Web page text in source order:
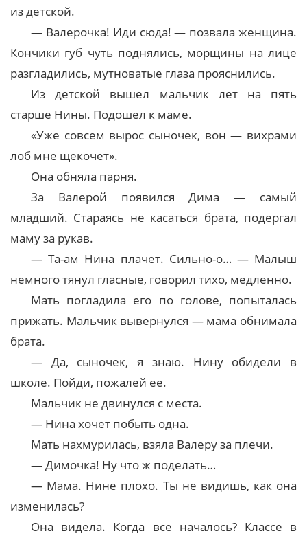
из детской.
— Валерочка! Иди сюда! — позвала женщина.
Кончики губ чуть поднялись, морщины на лице
разгладились, мутноватые глаза прояснились.
Из детской вышел мальчик лет на пять
старше Нины. Подошел к маме.
«Уже совсем вырос сыночек, вон — вихрами
лоб мне щекочет».
Она обняла парня.
За Валерой появился Дима — самый
младший. Стараясь не касаться брата, подергал
маму за рукав.
— Та-ам Нина плачет. Сильно-о… — Малыш
немного тянул гласные, говорил тихо, медленно.
Мать погладила его по голове, попыталась
прижать. Мальчик вывернулся — мама обнимала
брата.
— Да, сыночек, я знаю. Нину обидели в
школе. Пойди, пожалей ее.
Мальчик не двинулся с места.
— Нина хочет побыть одна.
Мать нахмурилась, взяла Валеру за плечи.
— Димочка! Ну что ж поделать…
— Мама. Нине плохо. Ты не видишь, как она
изменилась?
Она видела. Когда все началось? Классе в